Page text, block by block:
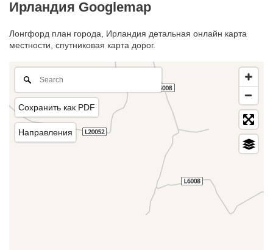
Ирландия Googlemap
Лонгфорд план города, Ирландия детальная онлайн карта
местности, спутниковая карта дорог.
Сохранить как PDF
Направления